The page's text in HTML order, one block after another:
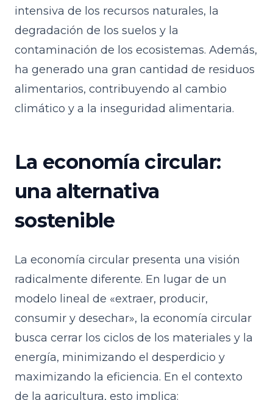
intensiva de los recursos naturales, la
degradación de los suelos y la
contaminación de los ecosistemas. Además,
ha generado una gran cantidad de residuos
alimentarios, contribuyendo al cambio
climático y a la inseguridad alimentaria.
La economía circular:
una alternativa
sostenible
La economía circular presenta una visión
radicalmente diferente. En lugar de un
modelo lineal de «extraer, producir,
consumir y desechar», la economía circular
busca cerrar los ciclos de los materiales y la
energía, minimizando el desperdicio y
maximizando la eficiencia. En el contexto
de la agricultura, esto implica: